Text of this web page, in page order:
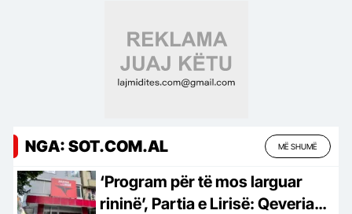
NGA: SOT.COM.AL MË SHUMË
‘Program për të mos larguar
rininë’, Partia e Lirisë: Qeveria